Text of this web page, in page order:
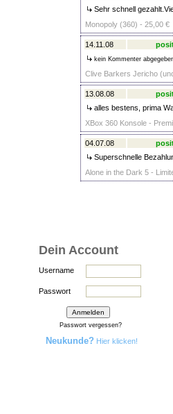
Sehr schnell
Monopoly (360) - 25,00 €
14.11.08
kein Kommenter
Clive Barkers Jericho
13.08.08
alles bestens, prima
XBox 360 Konsole -
04.07.08
Superschnelle
Alone in the Dark 5 -
Dein Account
Username
Passwort
Passwort vergessen?
Neukunde? Hier klicken!